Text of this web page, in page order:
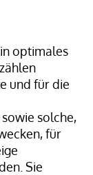
optimales
und für die
solche,
für
Sie
16 mm